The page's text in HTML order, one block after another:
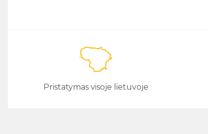
Pristatymas visoje lietuvoje